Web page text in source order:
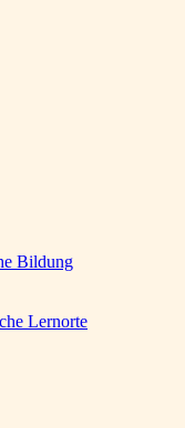
Bildung
Lernorte